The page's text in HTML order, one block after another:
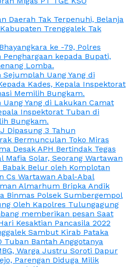
Daerah Tak Terpenuhi, Belanja
Trenggalek Tak
ke -79, Polres
kepada Bupati,
Lomba.
Uang Yang di
Kades, Kepala Inspektorat
Memilih Bungkam.
Uang Yang di Lakukan Camat
Inspektorat Tuban di
Bungkam.
Dipasung 3 Tahun
Bermunculan Toko Miras
Desak APH Bertindak Tegas
Mafia Solar, Seorang Wartawan
Babak Belur oleh Komplotan
Cs Wartawan Abal-Abal
Almarhum Bripka Andik
Binmas Polsek Sumbergempol
Oleh Kapolres Tulungagung
memberikan pesan Saat
Kesaktian Pancasila 2022
Sambut Kirab Pataka
Tuban Bantah Anggotanya
Warga Justru Soroti Dapur
Parengan Diduga Milik